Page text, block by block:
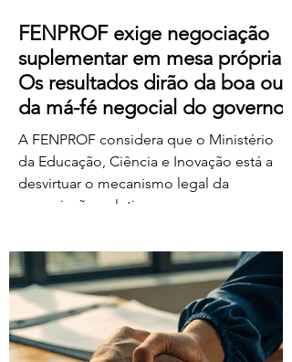
FENPROF exige negociação
suplementar em mesa própria.
Os resultados dirão da boa ou
da má-fé negocial do governo
A FENPROF considera que o Ministério
da Educação, Ciência e Inovação está a
desvirtuar o mecanismo legal da
negociação coletiva ao convocar uma
organizações sindicais,
independentemente de terem requerido
negociação suplementar ou de já terem
manifestado acordo ou concordância
com o projeto de diploma. A negociação